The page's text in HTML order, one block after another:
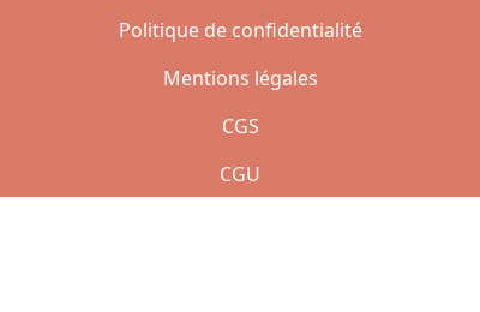
Politique de confidentialité
Mentions légales
CGS
CGU